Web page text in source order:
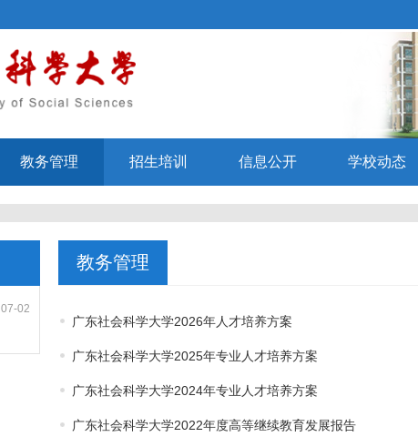
教务管理 招生培训 信息公开 学校动态
07-02
教务管理
广东社会科学大学2026年人才培养方案
广东社会科学大学2025年专业人才培养方案
广东社会科学大学2024年专业人才培养方案
广东社会科学大学2022年度高等继续教育发展报告